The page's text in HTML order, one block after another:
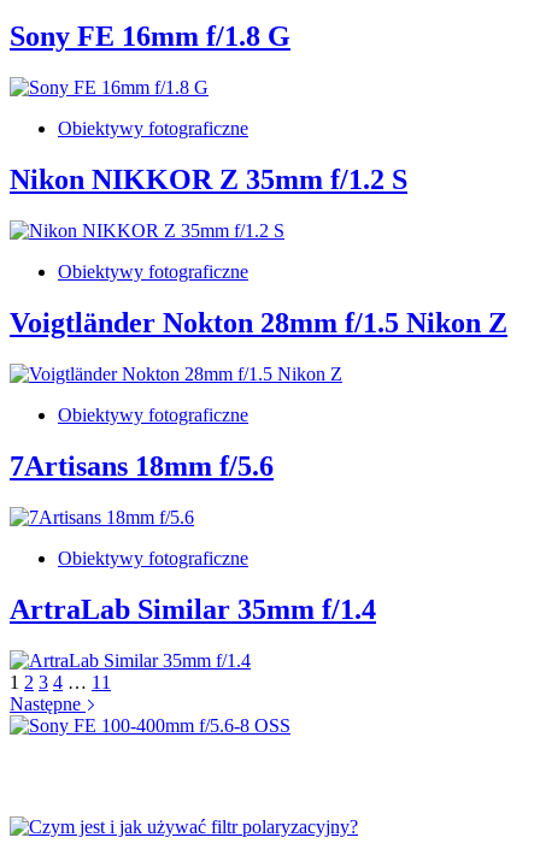
Sony FE 16mm f/1.8 G
Obiektywy fotograficzne
Nikon NIKKOR Z 35mm f/1.2 S
Obiektywy fotograficzne
Voigtländer Nokton 28mm f/1.5 Nikon Z
Obiektywy fotograficzne
7Artisans 18mm f/5.6
Obiektywy fotograficzne
ArtraLab Similar 35mm f/1.4
1 2 3 4 … 11
Następne